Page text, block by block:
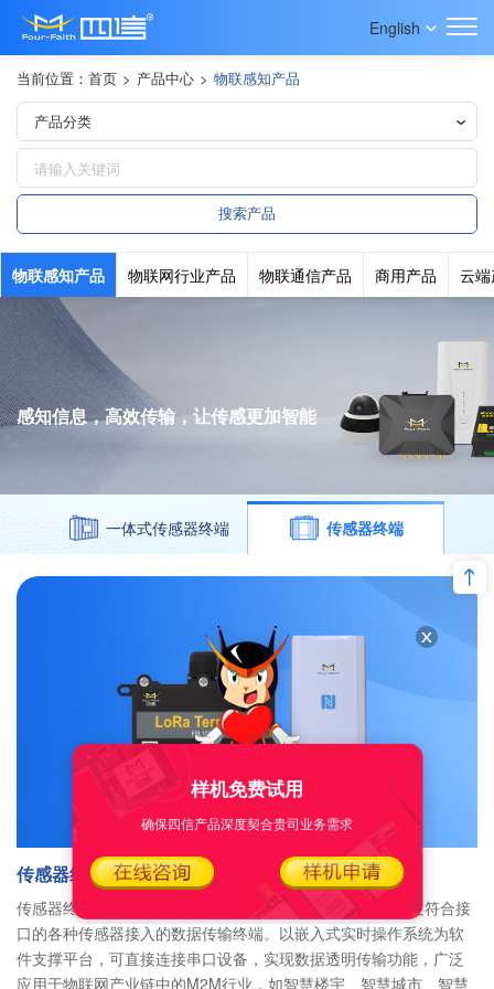
English
当前位置： 首页 > 产品中心 > 物联感知产品
物联感知产品 物联网行业产品 物联通信产品 商用产品 云
感知信息，高效传输，让传感更加智能
一体式传感器终端 传感器终端
传感器终端
传感器终端是基于LoRa扩频技术的无线数据传输终端，满足符合接
口的各种传感器接入的数据传输终端。以嵌入式实时操作系统为软
件支撑平台，可直接连接串口设备，实现数据透明传输功能，广泛
应用于物联网产业链中的M2M行业，如智慧楼宇、智慧城市、智慧
样机免费试用
确保四信产品深度契合贵司业务需求